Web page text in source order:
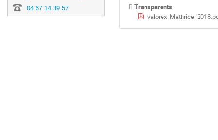
04 67 14 39 57
Transparents